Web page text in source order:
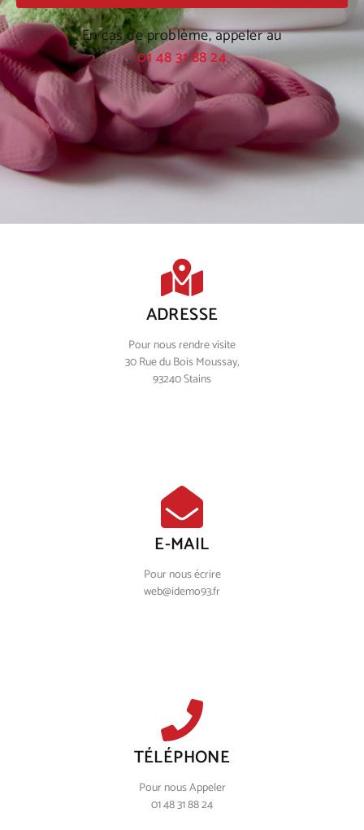
En cas de problème, appeler au
01 48 31 88 24
ADRESSE
Pour nous rendre visite
30 Rue du Bois Moussay,
93240 Stains
E-MAIL
Pour nous écrire
web@idemo93.fr
TÉLÉPHONE
Pour nous Appeler
01 48 31 88 24